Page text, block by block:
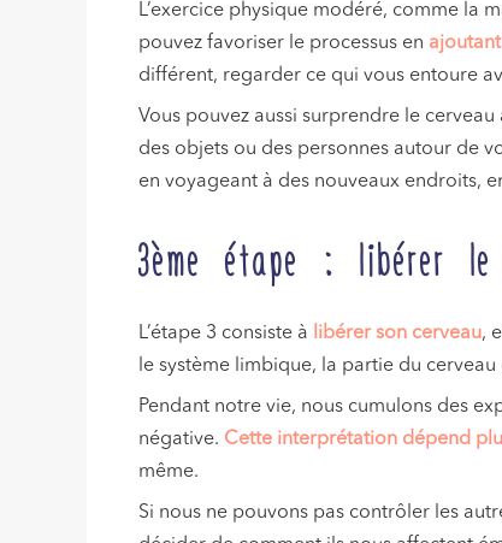
L’exercice physique modéré, comme la
pouvez favoriser le processus en
différent, regarder ce qui vous entoure
Vous pouvez aussi surprendre le
des objets ou des personnes autour de
en voyageant à des nouveaux endroits,
3ème étape : libérer le
L’étape 3 consiste à libérer son cerveau,
le système limbique, la partie du
Pendant notre vie, nous cumulons des
négative. Cette interprétation dépend
même.
Si nous ne pouvons pas contrôler les